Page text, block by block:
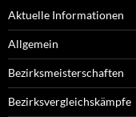
Aktuelle Informationen
Allgemein
Bezirksmeisterschaften
Bezirksvergleichskämpfe